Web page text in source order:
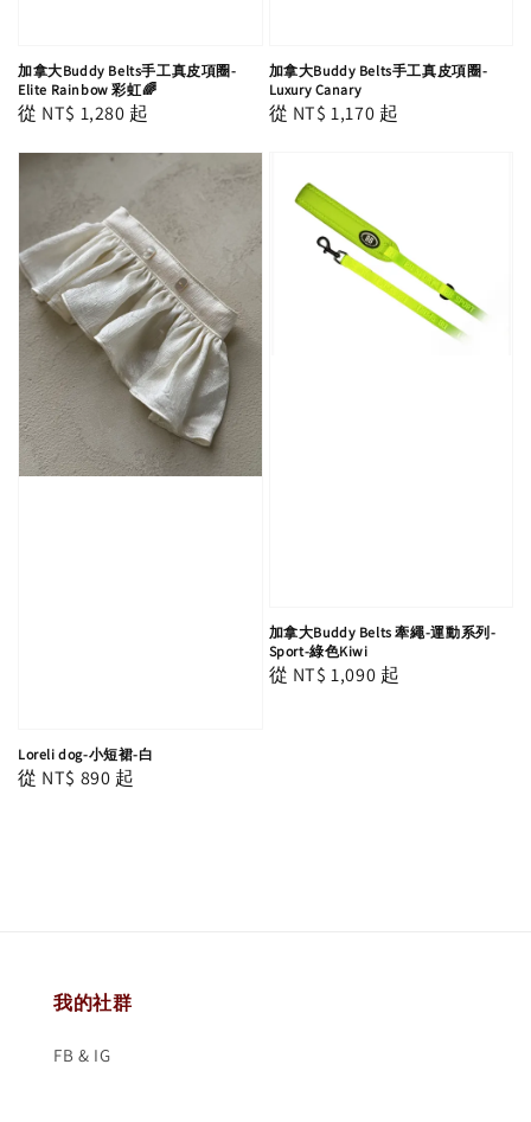
加拿大Buddy Belts手工真皮項圈-
Elite Rainbow 彩虹🌈
Regular
從 NT$ 1,280 起
加拿大Buddy Belts手工真皮項圈-
Luxury Canary
Regular
從 NT$ 1,170 起
Loreli dog-小短裙-白
Regular
從 NT$ 890 起
加拿大Buddy Belts 牽繩-運動系列-
Sport-綠色Kiwi
Regular
從 NT$ 1,090 起
我的社群
FB & IG